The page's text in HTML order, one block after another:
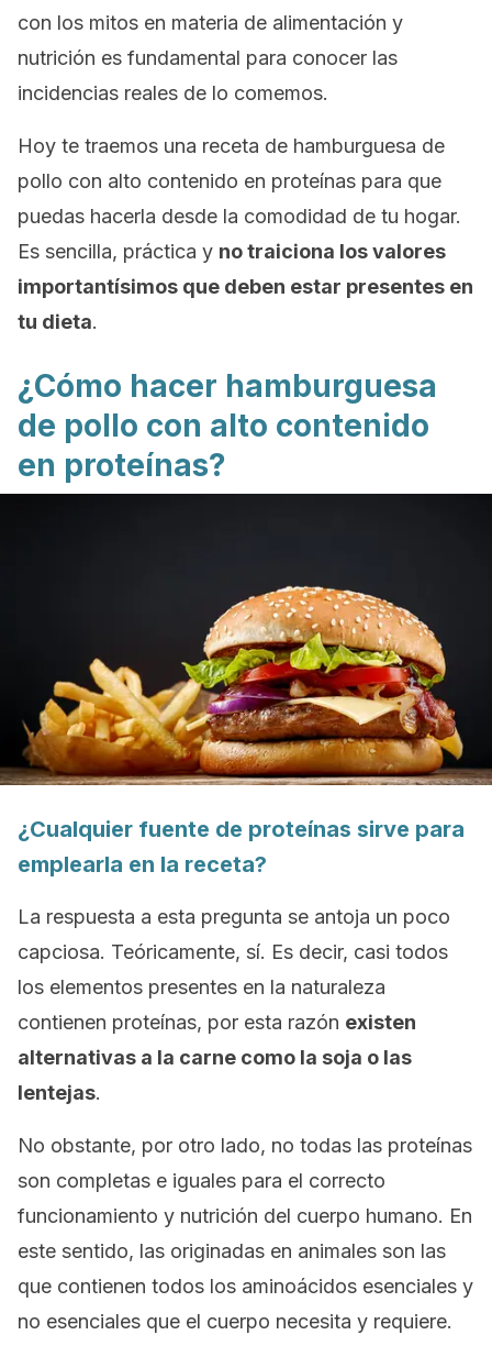
con los mitos en materia de alimentación y
nutrición es fundamental para conocer las
incidencias reales de lo comemos.
Hoy te traemos una receta de hamburguesa de
pollo con alto contenido en proteínas para que
puedas hacerla desde la comodidad de tu hogar.
Es sencilla, práctica y no traiciona los valores
importantísimos que deben estar presentes en
tu dieta.
¿Cómo hacer hamburguesa
de pollo con alto contenido
en proteínas?
¿Cualquier fuente de proteínas sirve para
emplearla en la receta?
La respuesta a esta pregunta se antoja un poco
capciosa. Teóricamente, sí. Es decir, casi todos
los elementos presentes en la naturaleza
contienen proteínas, por esta razón existen
alternativas a la carne como la soja o las
lentejas.
No obstante, por otro lado, no todas las proteínas
son completas e iguales para el correcto
funcionamiento y nutrición del cuerpo humano. En
este sentido, las originadas en animales son las
que contienen todos los aminoácidos esenciales y
no esenciales que el cuerpo necesita y requiere.